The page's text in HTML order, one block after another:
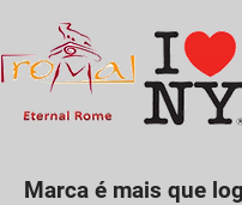
Marca é mais que